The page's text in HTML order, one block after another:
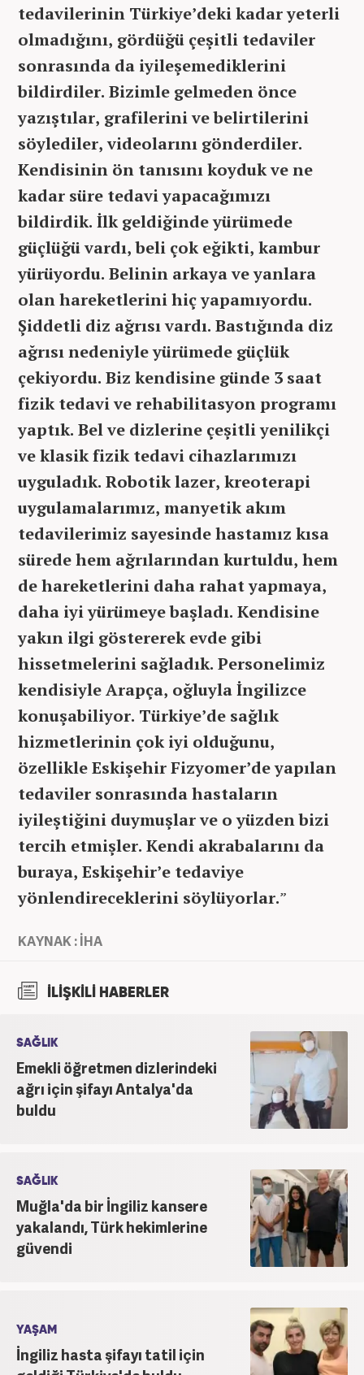
tedavilerinin Türkiye’deki kadar yeterli
olmadığını, gördüğü çeşitli tedaviler
sonrasında da iyileşemediklerini
bildirdiler. Bizimle gelmeden önce
yazıştılar, grafilerini ve belirtilerini
söylediler, videolarını gönderdiler.
Kendisinin ön tanısını koyduk ve ne
kadar süre tedavi yapacağımızı
bildirdik. İlk geldiğinde yürümede
güçlüğü vardı, beli çok eğikti, kambur
yürüyordu. Belinin arkaya ve yanlara
olan hareketlerini hiç yapamıyordu.
Şiddetli diz ağrısı vardı. Bastığında diz
ağrısı nedeniyle yürümede güçlük
çekiyordu. Biz kendisine günde 3 saat
fizik tedavi ve rehabilitasyon programı
yaptık. Bel ve dizlerine çeşitli yenilikçi
ve klasik fizik tedavi cihazlarımızı
uyguladık. Robotik lazer, kreoterapi
uygulamalarımız, manyetik akım
tedavilerimiz sayesinde hastamız kısa
sürede hem ağrılarından kurtuldu, hem
de hareketlerini daha rahat yapmaya,
daha iyi yürümeye başladı. Kendisine
yakın ilgi göstererek evde gibi
hissetmelerini sağladık. Personelimiz
kendisiyle Arapça, oğluyla İngilizce
konuşabiliyor. Türkiye’de sağlık
hizmetlerinin çok iyi olduğunu,
özellikle Eskişehir Fizyomer’de yapılan
tedaviler sonrasında hastaların
iyileştiğini duymuşlar ve o yüzden bizi
tercih etmişler. Kendi akrabalarını da
buraya, Eskişehir’e tedaviye
yönlendireceklerini söylüyorlar.”
KAYNAK : İHA
İLİŞKİLİ HABERLER
SAĞLIK
Emekli öğretmen dizlerindeki
ağrı için şifayı Antalya'da
buldu
SAĞLIK
Muğla'da bir İngiliz kansere
yakalandı, Türk hekimlerine
güvendi
YAŞAM
İngiliz hasta şifayı tatil için